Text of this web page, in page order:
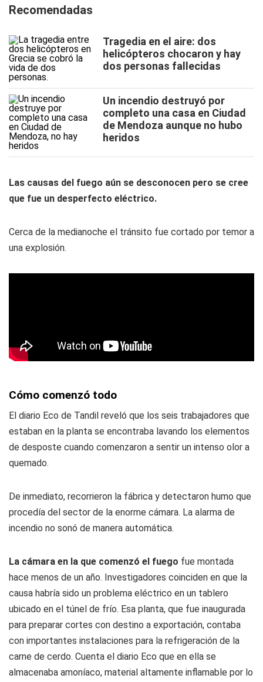
Recomendadas
Tragedia en el aire: dos
helicópteros chocaron y hay
dos personas fallecidas
Un incendio destruyó por
completo una casa en Ciudad
de Mendoza aunque no hubo
heridos
Las causas del fuego aún se desconocen pero se cree
que fue un desperfecto eléctrico.
Cerca de la medianoche el tránsito fue cortado por temor a
una explosión.
Cómo comenzó todo
El diario Eco de Tandil reveló que los seis trabajadores que
estaban en la planta se encontraba lavando los elementos
de desposte cuando comenzaron a sentir un intenso olor a
quemado.
De inmediato, recorrieron la fábrica y detectaron humo que
procedía del sector de la enorme cámara. La alarma de
incendio no sonó de manera automática.
La cámara en la que comenzó el fuego fue montada
hace menos de un año. Investigadores coinciden en que la
causa habría sido un problema eléctrico en un tablero
ubicado en el túnel de frío. Esa planta, que fue inaugurada
para preparar cortes con destino a exportación, contaba
con importantes instalaciones para la refrigeración de la
carne de cerdo. Cuenta el diario Eco que en ella se
almacenaba amoníaco, material altamente inflamable por lo